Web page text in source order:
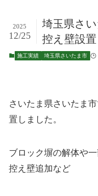
埼玉県さ
控え壁設
2025
12/25
施工実績 埼玉県さいたま市
さいたま県さいたま
置しました。
ブロック塀の解体や
控え壁追加など